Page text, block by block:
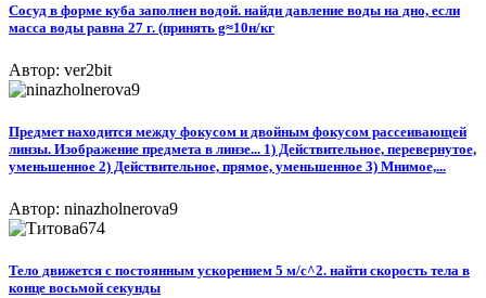
Сосуд в форме куба заполнен водой. найди давление воды на дно, если
масса воды равна 27 г. (принять g≈10н/кг
Автор: ver2bit
Предмет находится между фокусом и двойным фокусом рассеивающей
линзы. Изображение предмета в линзе... 1) Действительное, перевернутое,
уменьшенное 2) Действительное, прямое, уменьшенное 3) Мнимое,...
Автор: ninazholnerova9
Тело движется с постоянным ускорением 5 м/с^2. найти скорость тела в
конце восьмой секунды